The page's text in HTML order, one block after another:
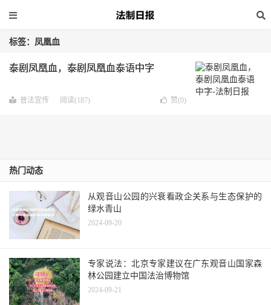
标签：凤凰血
泰剧凤凰血，泰剧凤凰血泰语中字
普法宣传 阅读(187) 赞(0)
热门动态
从观音山公园的兴衰看政企关系与生态保护的
绿水青山
2024-09-20
专家说法：北京专家建议在广东观音山国家森
林公园建立中国法治博物馆
2024-09-21